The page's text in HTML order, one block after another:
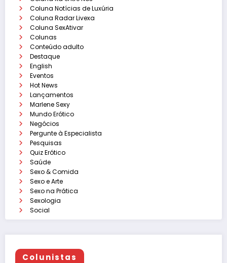
Coluna Notícias de Luxúria
Coluna Radar Livexa
Coluna SexAtivar
Colunas
Conteúdo adulto
Destaque
English
Eventos
Hot News
Lançamentos
Marlene Sexy
Mundo Erótico
Negócios
Pergunte à Especialista
Pesquisas
Quiz Erótico
Saúde
Sexo & Comida
Sexo e Arte
Sexo na Prática
Sexologia
Social
Colunistas